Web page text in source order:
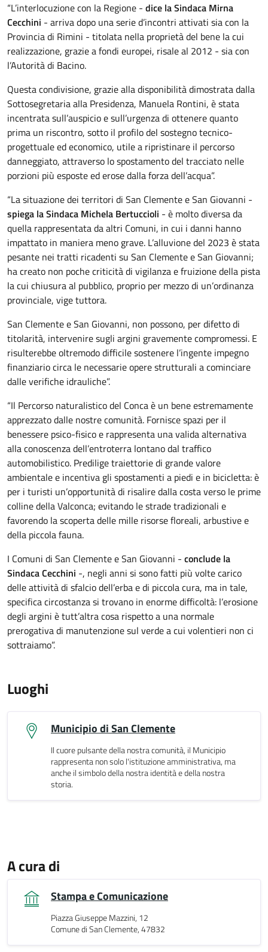
“L’interlocuzione con la Regione - dice la Sindaca Mirna
Cecchini - arriva dopo una serie d’incontri attivati sia con la
Provincia di Rimini - titolata nella proprietà del bene la cui
realizzazione, grazie a fondi europei, risale al 2012 - sia con
l’Autorità di Bacino.
Questa condivisione, grazie alla disponibilità dimostrata dalla
Sottosegretaria alla Presidenza, Manuela Rontini, è stata
incentrata sull’auspicio e sull’urgenza di ottenere quanto
prima un riscontro, sotto il profilo del sostegno tecnico-
progettuale ed economico, utile a ripristinare il percorso
danneggiato, attraverso lo spostamento del tracciato nelle
porzioni più esposte ed erose dalla forza dell’acqua”.
“La situazione dei territori di San Clemente e San Giovanni -
spiega la Sindaca Michela Bertuccioli - è molto diversa da
quella rappresentata da altri Comuni, in cui i danni hanno
impattato in maniera meno grave. L’alluvione del 2023 è stata
pesante nei tratti ricadenti su San Clemente e San Giovanni;
ha creato non poche criticità di vigilanza e fruizione della pista
la cui chiusura al pubblico, proprio per mezzo di un’ordinanza
provinciale, vige tuttora.
San Clemente e San Giovanni, non possono, per difetto di
titolarità, intervenire sugli argini gravemente compromessi. E
risulterebbe oltremodo difficile sostenere l’ingente impegno
finanziario circa le necessarie opere strutturali a cominciare
dalle verifiche idrauliche”.
“Il Percorso naturalistico del Conca è un bene estremamente
apprezzato dalle nostre comunità. Fornisce spazi per il
benessere psico-fisico e rappresenta una valida alternativa
alla conoscenza dell’entroterra lontano dal traffico
automobilistico. Predilige traiettorie di grande valore
ambientale e incentiva gli spostamenti a piedi e in bicicletta: è
per i turisti un’opportunità di risalire dalla costa verso le prime
colline della Valconca; evitando le strade tradizionali e
favorendo la scoperta delle mille risorse floreali, arbustive e
della piccola fauna.
I Comuni di San Clemente e San Giovanni - conclude la
Sindaca Cecchini -, negli anni si sono fatti più volte carico
delle attività di sfalcio dell’erba e di piccola cura, ma in tale,
specifica circostanza si trovano in enorme difficoltà: l’erosione
degli argini è tutt’altra cosa rispetto a una normale
prerogativa di manutenzione sul verde a cui volentieri non ci
sottraiamo”.
Luoghi
Municipio di San Clemente
Il cuore pulsante della nostra comunità, il Municipio
rappresenta non solo l'istituzione amministrativa, ma
anche il simbolo della nostra identità e della nostra
storia.
A cura di
Stampa e Comunicazione
Piazza Giuseppe Mazzini, 12
Comune di San Clemente, 47832